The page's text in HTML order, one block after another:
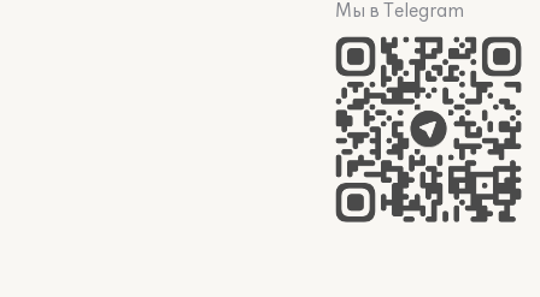
Мы в Telegram